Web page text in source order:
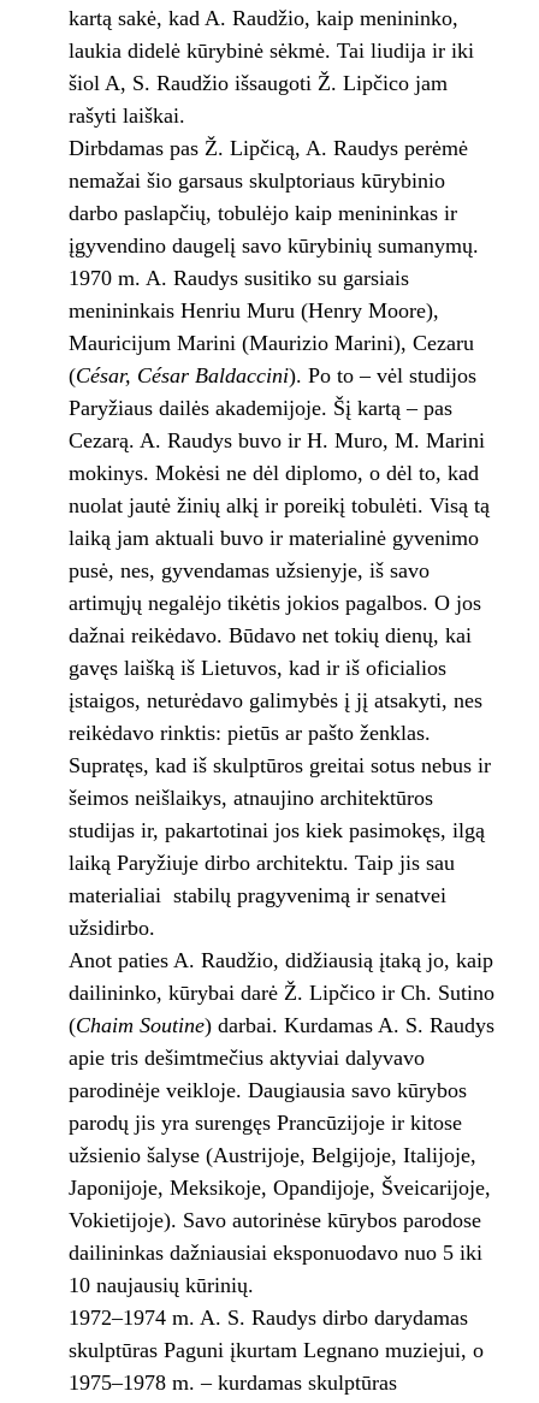
kartą sakė, kad A. Raudžio, kaip menininko,
laukia didelė kūrybinė sėkmė. Tai liudija ir iki
šiol A, S. Raudžio išsaugoti Ž. Lipčico jam
rašyti laiškai.
Dirbdamas pas Ž. Lipčicą, A. Raudys perėmė
nemažai šio garsaus skulptoriaus kūrybinio
darbo paslapčių, tobulėjo kaip menininkas ir
įgyvendino daugelį savo kūrybinių sumanymų.
1970 m. A. Raudys susitiko su garsiais
menininkais Henriu Muru (Henry Moore),
Mauricijum Marini (Maurizio Marini), Cezaru
(César, César Baldaccini). Po to – vėl studijos
Paryžiaus dailės akademijoje. Šį kartą – pas
Cezarą. A. Raudys buvo ir H. Muro, M. Marini
mokinys. Mokėsi ne dėl diplomo, o dėl to, kad
nuolat jautė žinių alkį ir poreikį tobulėti. Visą tą
laiką jam aktuali buvo ir materialinė gyvenimo
pusė, nes, gyvendamas užsienyje, iš savo
artimųjų negalėjo tikėtis jokios pagalbos. O jos
dažnai reikėdavo. Būdavo net tokių dienų, kai
gavęs laišką iš Lietuvos, kad ir iš oficialios
įstaigos, neturėdavo galimybės į jį atsakyti, nes
reikėdavo rinktis: pietūs ar pašto ženklas.
Supratęs, kad iš skulptūros greitai sotus nebus ir
šeimos neišlaikys, atnaujino architektūros
studijas ir, pakartotinai jos kiek pasimokęs, ilgą
laiką Paryžiuje dirbo architektu. Taip jis sau
materialiai stabilų pragyvenimą ir senatvei
užsidirbo.
Anot paties A. Raudžio, didžiausią įtaką jo, kaip
dailininko, kūrybai darė Ž. Lipčico ir Ch. Sutino
(Chaim Soutine) darbai. Kurdamas A. S. Raudys
apie tris dešimtmečius aktyviai dalyvavo
parodinėje veikloje. Daugiausia savo kūrybos
parodų jis yra surengęs Prancūzijoje ir kitose
užsienio šalyse (Austrijoje, Belgijoje, Italijoje,
Japonijoje, Meksikoje, Opandijoje, Šveicarijoje,
Vokietijoje). Savo autorinėse kūrybos parodose
dailininkas dažniausiai eksponuodavo nuo 5 iki
10 naujausių kūrinių.
1972–1974 m. A. S. Raudys dirbo darydamas
skulptūras Paguni įkurtam Legnano muziejui, o
1975–1978 m. – kurdamas skulptūras